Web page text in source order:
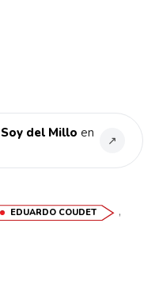
Soy del Millo en
↗
EDUARDO COUDET ,